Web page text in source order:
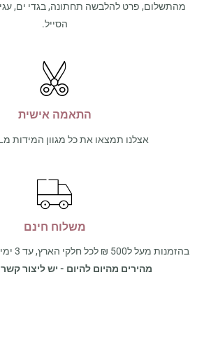
מהתשלום, פרט להלבשה תחתונה, בגדי ים,
הסייל.
התאמה אישית
אצלנו תמצאו את כל מגוון המידות מXS - XXXL
משלוח חינם
בהזמנות מעל ל500 ₪ לכל חלקי הארץ, עד 3 ימי עסקים.
מהירים מהיום להיום - יש ליצור